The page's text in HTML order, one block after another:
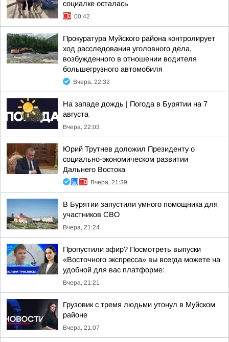
социалке осталась
00:42
Прокуратура Муйского района контролирует
ход расследования уголовного дела,
возбужденного в отношении водителя
большегрузного автомобиля
Вчера, 22:32
На западе дождь | Погода в Бурятии на 7
августа
Вчера, 22:03
Юрий Трутнев доложил Президенту о
социально-экономическом развитии
Дальнего Востока
Вчера, 21:39
В Бурятии запустили умного помощника для
участников СВО
Вчера, 21:24
Пропустили эфир? Посмотреть выпуски
«Восточного экспресса» вы всегда можете на
удобной для вас платформе:
Вчера, 21:21
Грузовик с тремя людьми утонул в Муйском
районе
Вчера, 21:07